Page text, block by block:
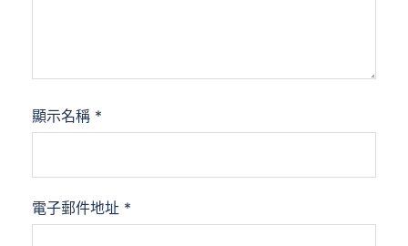
顯示名稱 *
電子郵件地址 *